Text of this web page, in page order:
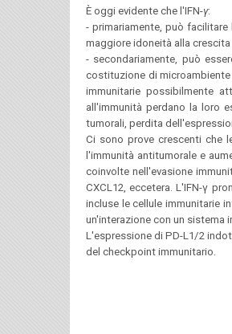
È oggi evidente che l'IFN-γ:
- primariamente, può
maggiore idoneità alla
- secondariamente, può
costituzione di microambiente
immunitarie possibilmente
all'immunità perdano la loro
tumorali, perdita
Ci sono prove crescenti che
l'immunità antitumorale e
coinvolte nell'evasione
CXCL12, eccetera. L'IFN-γ
incluse le cellule immunitarie
un'interazione con un sistema
L'espressione di PD-L1/2
del checkpoint immunitario.